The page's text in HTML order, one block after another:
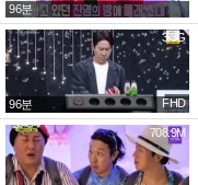
96분
3.3G
96분 FHD
708.9M